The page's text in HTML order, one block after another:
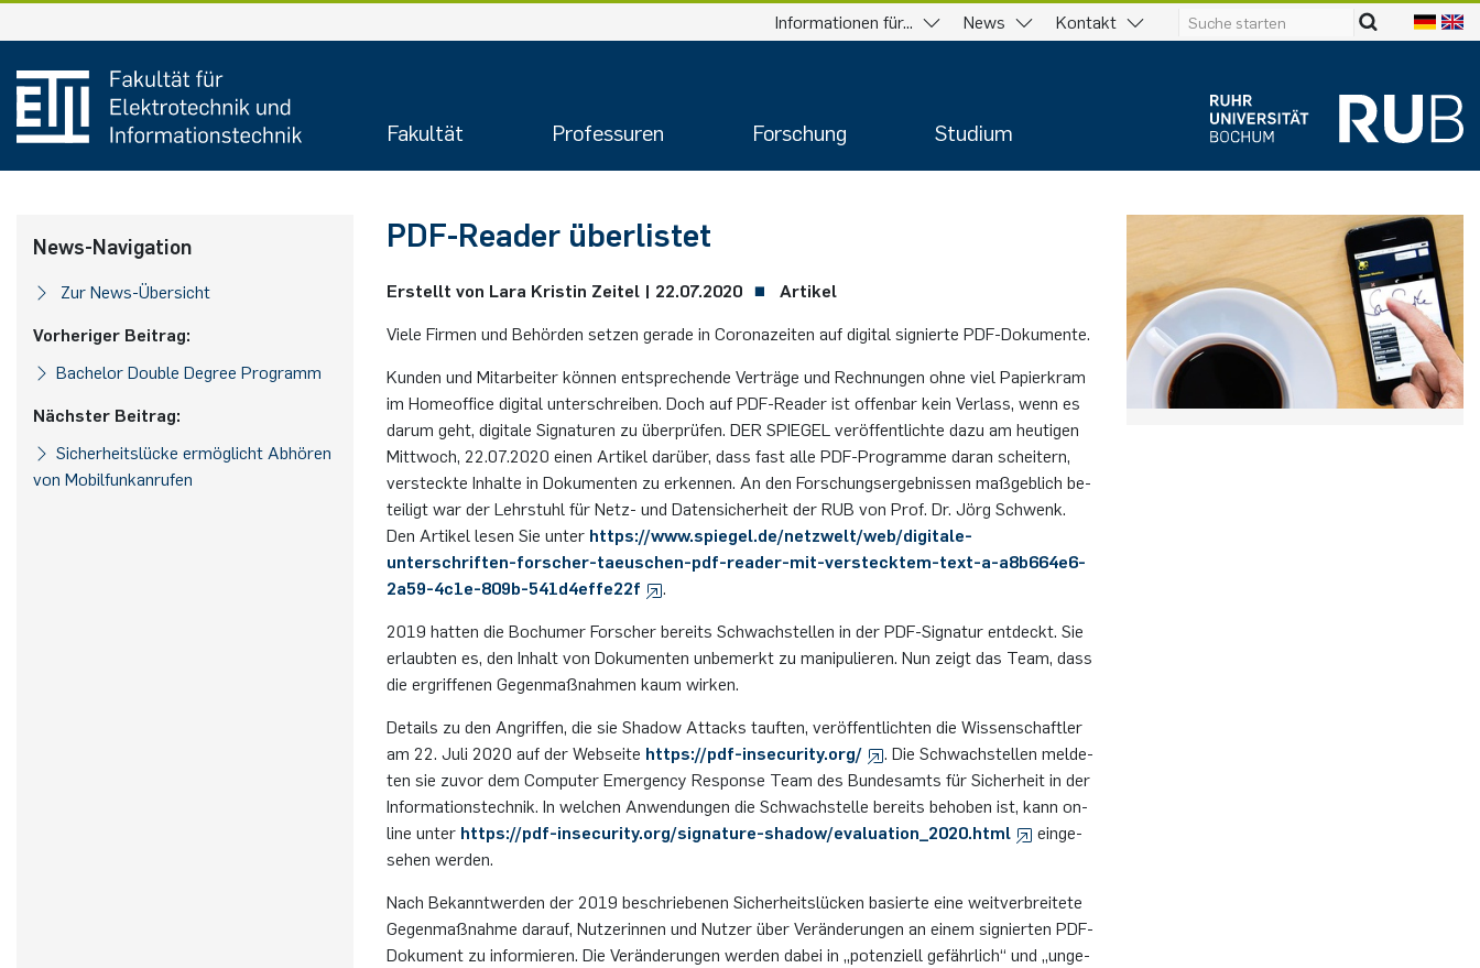
Inhalt
springen
Informationen für... News Kontakt
Fakultät Professuren Forschung Studium
News-Navigation
Zur News-Übersicht
Vorheriger Beitrag:
Ba­che­lor Dou­b­le De­gree Pro­gramm
Nächster Beitrag:
Sicherheitslücke ermöglicht Abhören
von Mobilfunkanrufen
PDF-Re­a­der über­lis­tet
Erstellt von Lara Kris­tin Zei­tel | 22.07.2020
Artikel
Viele Fir­men und Be­hör­den set­zen ge­ra­de in Coro­na­zei­ten auf di­gi­tal si­gnier­te PDF-Do­ku­men­te.
Kun­den und Mit­ar­bei­ter kön­nen ent­spre­chen­de Ver­trä­ge und Rech­nun­gen ohne viel Pa­pier­kram
im Ho­me­of­fice di­gi­tal un­ter­schrei­ben. Doch auf PDF-Re­a­der ist of­fen­bar kein Ver­lass, wenn es
darum geht, di­gi­ta­le Si­gna­tu­ren zu über­prü­fen. DER SPIE­GEL ver­öf­fent­lich­te dazu am heu­ti­gen
Mitt­woch, 22.​07.​2020 einen Ar­ti­kel dar­über, dass fast alle PDF-Pro­gram­me daran schei­tern,
ver­steck­te In­hal­te in Do­ku­men­ten zu er­ken­nen. An den For­schungs­er­geb­nis­sen maß­geb­lich be­
tei­ligt war der Lehr­stuhl für Netz- und Da­ten­si­cher­heit der RUB von Prof. Dr. Jörg Schwenk.
Den Ar­ti­kel lesen Sie unter https://​www.​spiegel.​de/​netzwelt/​web/​digitale-
unterschriften-forscher-taeuschen-pdf-reader-mit-verstecktem-text-a-a8b664e6-
2a59-4c1e-809b-541d4effe22f
.
2019 hat­ten die Bo­chu­mer For­scher be­reits Schwach­stel­len in der PDF-Si­gna­tur ent­deckt. Sie
er­laub­ten es, den In­halt von Do­ku­men­ten un­be­merkt zu ma­ni­pu­lie­ren. Nun zeigt das Team, dass
die er­grif­fe­nen Ge­gen­maß­nah­men kaum wir­ken.
De­tails zu den An­grif­fen, die sie Shadow At­tacks tauf­ten, ver­öf­fent­lich­ten die Wis­sen­schaft­ler
am 22. Juli 2020 auf der Web­sei­te https://pdf-in­se­cu­ri­ty.​org/​
. Die Schwach­stel­len mel­de­
ten sie zuvor dem Com­pu­ter Emer­gen­cy Re­s­pon­se Team des Bun­des­amts für Si­cher­heit in der
In­for­ma­ti­ons­tech­nik. In wel­chen An­wen­dun­gen die Schwach­stel­le be­reits be­ho­ben ist, kann on­
line unter https://pdf-in­se­cu­ri­ty.​org/​signature-shadow/​evaluation_​2020.​html
ein­ge­
se­hen wer­den.
Nach Be­kannt­wer­den der 2019 be­schrie­be­nen Si­cher­heits­lü­cken ba­sier­te eine weit­ver­brei­te­te
Ge­gen­maß­nah­me dar­auf, Nut­ze­rin­nen und Nut­zer über Ver­än­de­run­gen an einem si­gnier­ten PDF-
Do­ku­ment zu in­for­mie­ren. Die Ver­än­de­run­gen wer­den dabei in „po­ten­zi­ell ge­fähr­lich“ und „un­ge­